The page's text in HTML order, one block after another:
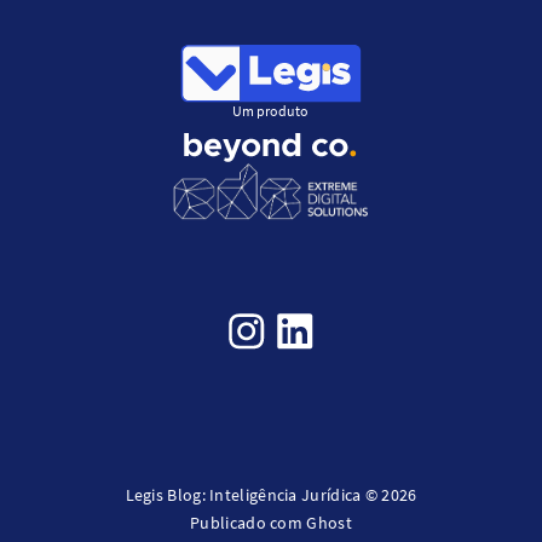
Um produto
Legis Blog: Inteligência Jurídica © 2026
Publicado comGhost